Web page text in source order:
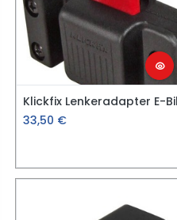
Klickfix Lenkeradapter E-
33,50 €